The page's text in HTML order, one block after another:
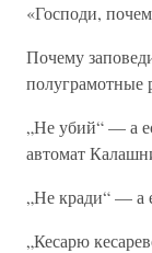
«Господи,
Почему
полуграмотные
„Не убий“ — а
автомат
„Не кради“ — а
„Кесарю